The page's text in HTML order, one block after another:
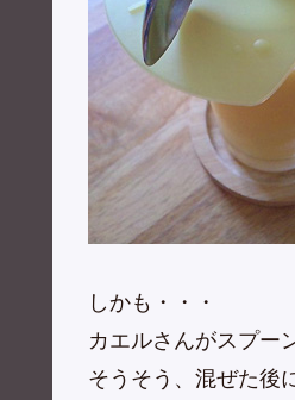
しかも・・・
カエルさんがスプー
そうそう、混ぜた後